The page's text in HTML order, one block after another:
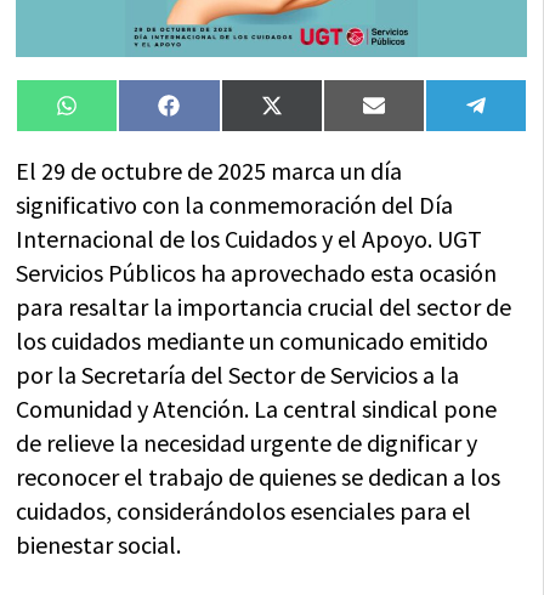
Compartir
en
WhatsAppCompartir
en
FacebookCompartir
en
X
(Twitter)
Compartir
en
Email
en
El 29 de octubre de 2025 marca un día
significativo con la conmemoración del Día
Internacional de los Cuidados y el Apoyo. UGT
Servicios Públicos ha aprovechado esta ocasión
para resaltar la importancia crucial del sector de
los cuidados mediante un comunicado emitido
por la Secretaría del Sector de Servicios a la
Comunidad y Atención. La central sindical pone
de relieve la necesidad urgente de dignificar y
reconocer el trabajo de quienes se dedican a los
cuidados, considerándolos esenciales para el
bienestar social.